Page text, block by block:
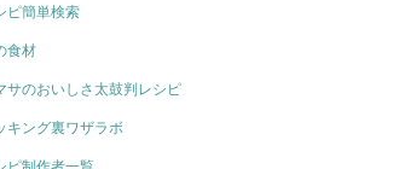
ピ簡単検索
食材
サのおいしさ太鼓判レシピ
キング裏ワザラボ